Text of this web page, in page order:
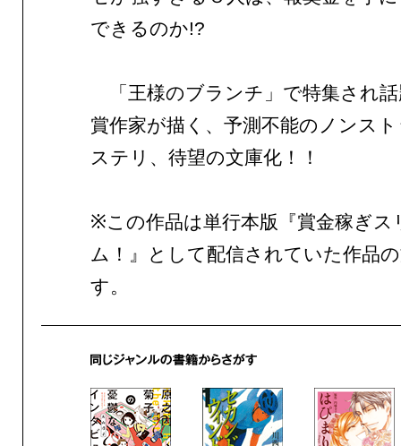
できるのか!?
「王様のブランチ」で特集され
賞作家が描く、予測不能のノンス
ステリ、待望の文庫化！！
※この作品は単行本版『賞金稼ぎス
ム！』として配信されていた作品
す。